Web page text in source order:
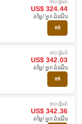
ចាប់ផ្ដើមពី
US$ 324.44
តម្លៃ/ អ្នកដំណើរ
កក់
ចាប់ផ្ដើមពី
US$ 342.03
តម្លៃ/ អ្នកដំណើរ
កក់
ចាប់ផ្ដើមពី
US$ 342.36
តម្លៃ/ អ្នកដំណើរ